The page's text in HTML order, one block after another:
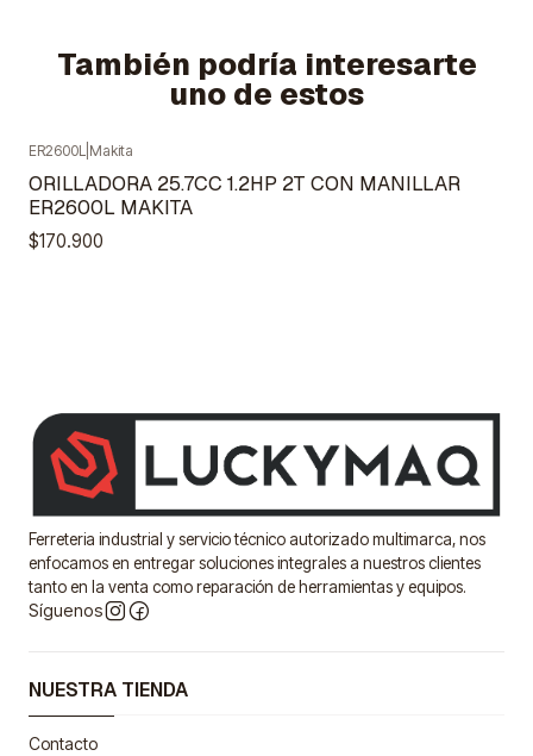
También podría interesarte
uno de estos
Agotado
ER2600L Makita
ORILLADORA 25.7CC 1.2HP 2T CON MANILLAR
ER2600L MAKITA
$170.900
Ferreteria industrial y servicio técnico autorizado multimarca, nos
enfocamos en entregar soluciones integrales a nuestros clientes
tanto en la venta como reparación de herramientas y equipos.
Síguenos
NUESTRA TIENDA
Contacto